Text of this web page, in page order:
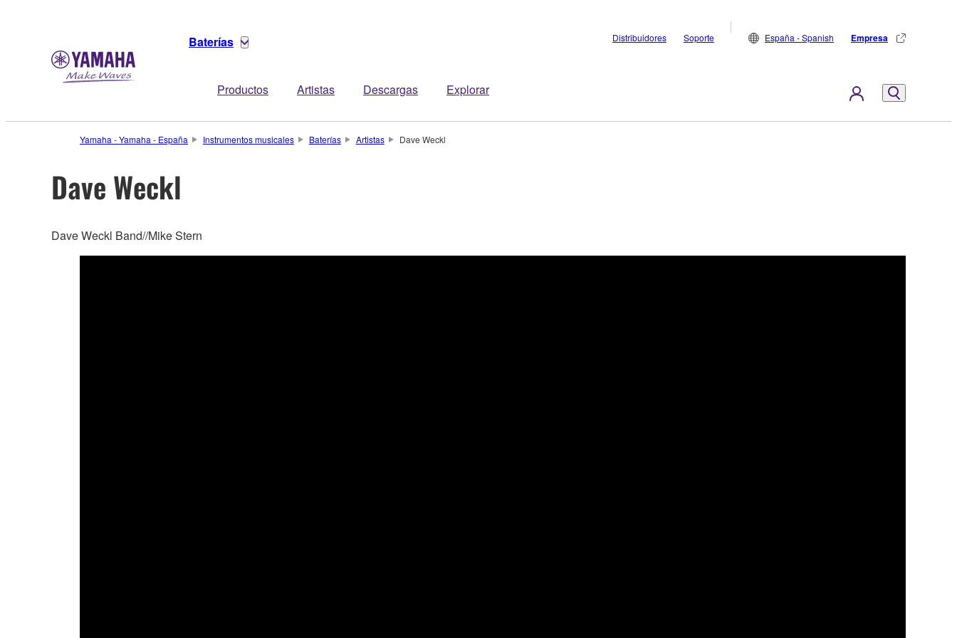
Baterías
Productos Artistas Descargas Explorar
Distribuidores Soporte España - Spanish Empresa
Yamaha - Yamaha - España Instrumentos musicales Baterías Artistas Dave Weckl
Dave Weckl
Dave Weckl Band//Mike Stern